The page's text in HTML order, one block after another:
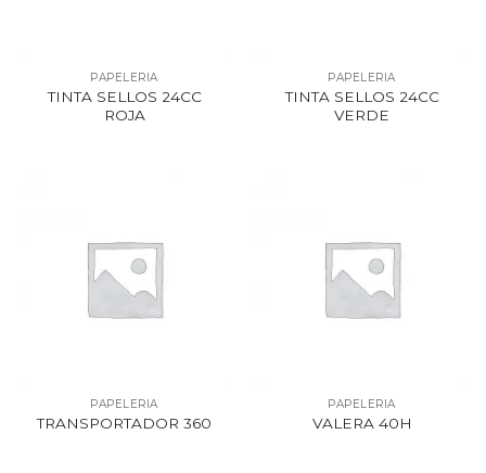
PAPELERIA
TINTA SELLOS 24CC
ROJA
PAPELERIA
TINTA SELLOS 24CC
VERDE
PAPELERIA
TRANSPORTADOR 360
PAPELERIA
VALERA 40H